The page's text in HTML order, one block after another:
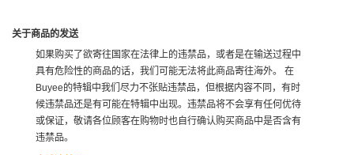
关于商品的发送
如果购买了欲寄往国家在法律上的违禁品，或者是在输送过程中
具有危险性的商品的话，我们可能无法将此商品寄往海外。 在
Buyee的特辑中我们尽力不张贴违禁品，但根据内容不同，有时
候违禁品还是有可能在特辑中出现。违禁品将不会享有任何优待
或保证，敬请各位顾客在购物时也自行确认购买商品中是否含有
违禁品。